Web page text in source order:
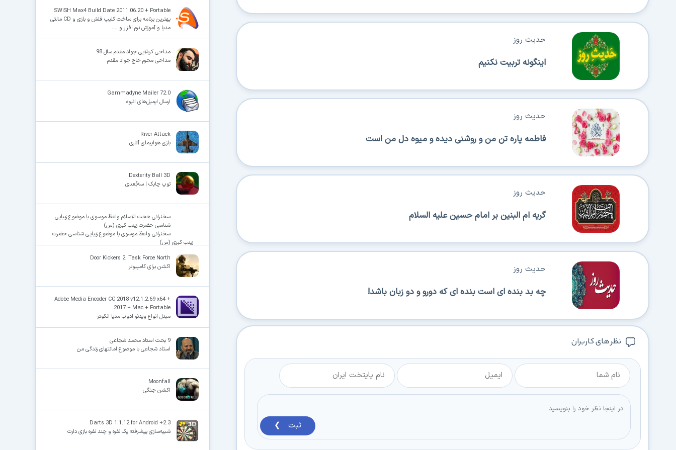
اینگونه تربیت نکنیم
حدیث روز
فاطمه پاره تن من و روشنى دیده و میوه دل من است
حدیث روز
گریه ام البنین بر امام حسین علیه السلام
حدیث روز
چه بد بنده اى است بنده اى که دورو و دو زبان باشد!
حدیث روز
نظر های کاربران
ثبت ❯
SWiSH Max4 Build Date 2011.06.20 + Portable
بهترین برنامه برای ساخت کلیپ فلش و بازی و CD مالتی
مدیا و آموزش نرم افزار و ....
مداحی کربلایی جواد مقدم سال 98
مداحی محرم حاج جواد مقدم
Gammadyne Mailer 72.0
ارسال ایمیل‌های انبوه
River Attack
بازی هواپیمای آتاری
Dexterity Ball 3D
توپ چابک | سه‌بُعدی
سخنرانی حجت الاسلام واعظ موسوی با موضوع زیبایی
شناسی حضرت زینب کبری (س)
سخنرانی واعظ موسوی با موضوع زیبایی شناسی حضرت
زینب کبری (س)
Door Kickers 2: Task Force North
اکشن برای کامپیوتر
Adobe Media Encoder CC 2018 v12.1.2.69 x64 +
2017 + Mac + Portable
مبدل انواع ویدئو ادوب مدیا انکودر
9 بحث استاد محمد شجاعی
استاد شجاعی با موضوع امانتهای زندگی من
Moonfall
اکشن جنگی
Darts 3D 1.1.12 for Android +2.3
شبیه‌سازی پیشرفته یک نفره و چند نفره بازی دارت